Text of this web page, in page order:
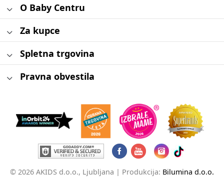
O Baby Centru
Za kupce
Spletna trgovina
Pravna obvestila
© 2026 AKIDS d.o.o., Ljubljana | Produkcija: Bilumina d.o.o.